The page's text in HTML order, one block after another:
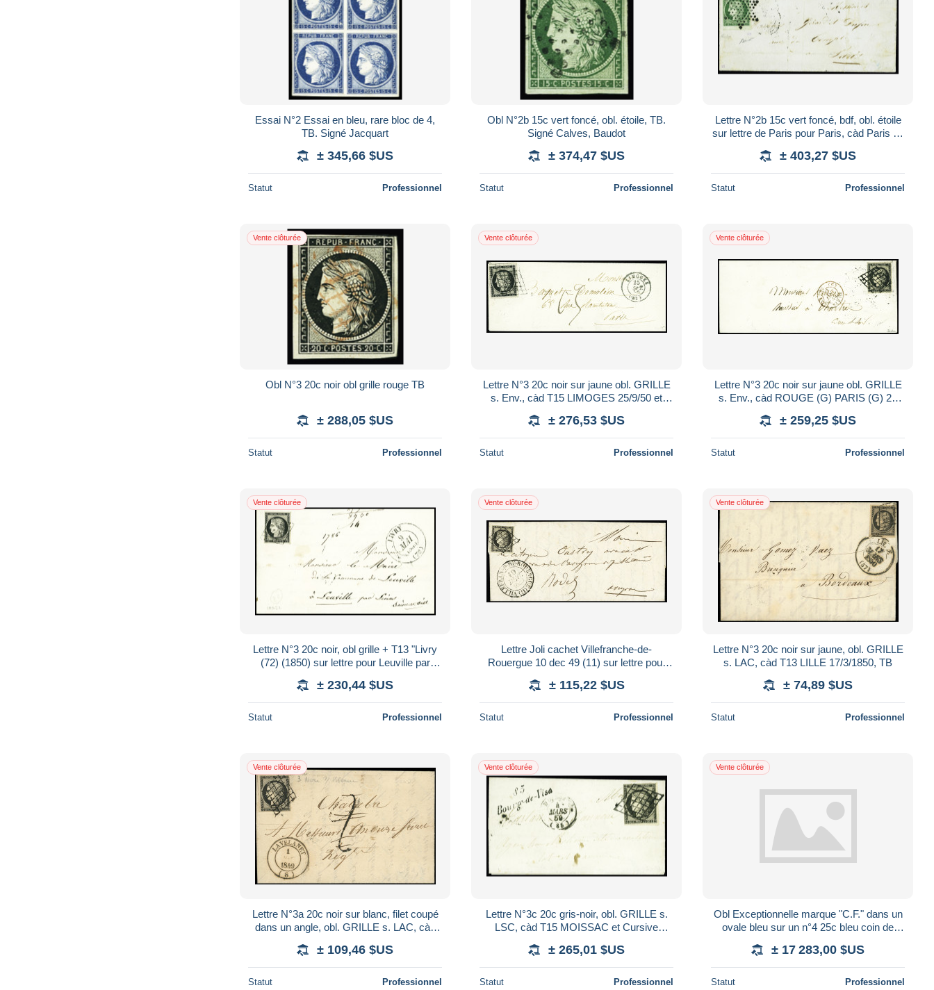
Essai N°2 Essai en bleu, rare bloc de 4,
TB. Signé Jacquart
± 345,66 $US
Statut Professionnel
Obl N°2b 15c vert foncé, obl. étoile, TB.
Signé Calves, Baudot
± 374,47 $US
Statut Professionnel
Lettre N°2b 15c vert foncé, bdf, obl. étoile
sur lettre de Paris pour Paris, càd Paris 20
± 403,27 $US
Statut Professionnel
Vente clôturée
Obl N°3 20c noir obl grille rouge TB
± 288,05 $US
Statut Professionnel
Vente clôturée
Lettre N°3 20c noir sur jaune obl. GRILLE
s. Env., càd T15 LIMOGES 25/9/50 et
± 276,53 $US
Statut Professionnel
Vente clôturée
Lettre N°3 20c noir sur jaune obl. GRILLE
s. Env., càd ROUGE (G) PARIS (G) 27
± 259,25 $US
Statut Professionnel
Vente clôturée
Lettre N°3 20c noir, obl grille + T13 "Livry
(72) (1850) sur lettre pour Leuville par
± 230,44 $US
Statut Professionnel
Vente clôturée
Lettre Joli cachet Villefranche-de-
Rouergue 10 dec 49 (11) sur lettre pour
e
± 115,22 $US
Statut Professionnel
Vente clôturée
Lettre N°3 20c noir sur jaune, obl. GRILLE
s. LAC, càd T13 LILLE 17/3/1850, TB
± 74,89 $US
Statut Professionnel
Vente clôturée
Lettre N°3a 20c noir sur blanc, filet coupé
dans un angle, obl. GRILLE s. LAC, càd
± 109,46 $US
Statut Professionnel
Vente clôturée
Lettre N°3c 20c gris-noir, obl. GRILLE s.
LSC, càd T15 MOISSAC et Cursive
± 265,01 $US
Statut Professionnel
Vente clôturée
Obl Exceptionnelle marque "C.F." dans un
ovale bleu sur un n°4 25c bleu coin de
± 17 283,00 $US
Statut Professionnel